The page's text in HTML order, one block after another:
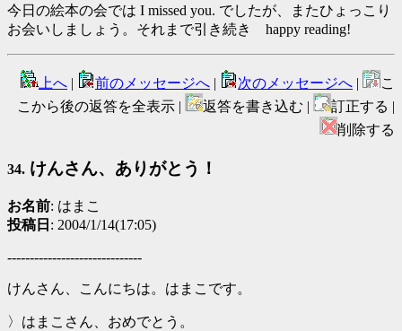
今日の絵本の会では I missed you. でしたが、またひょっこり
お会いしましょう。それまで引き続き happy reading!
上へ | 前のメッセージへ | 次のメッセージへ |
こ
こから後の返答を全表示 |
返答を書き込む |
訂正する |
削除する
34. けんさん、ありがとう！
お名前: はまこ
投稿日 : 2004/1/14(17:05)
------------------------------
けんさん、こんにちは。はまこです。
〉はまこさん、おめでとう。